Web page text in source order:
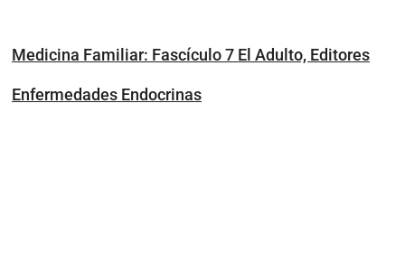
Medicina Familiar: Fascículo 7 El Adulto, Editores
Enfermedades Endocrinas